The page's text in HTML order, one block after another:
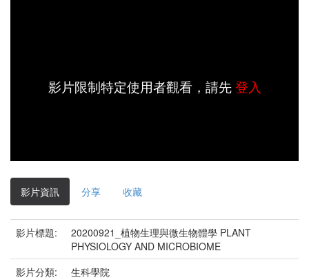
影片限制特定使用者觀看，請先登入
影片資訊 分享 收藏
影片標題:
20200921_植物生理與微生物體學 PLANT
PHYSIOLOGY AND MICROBIOME
影片分類:
生科學院